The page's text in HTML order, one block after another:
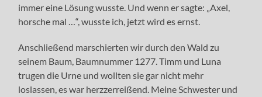
immer eine Lösung wusste. Und wenn er sagte: „Axel,
horsche mal …“, wusste ich, jetzt wird es ernst.
Anschließend marschierten wir durch den Wald zu
seinem Baum, Baumnummer 1277. Timm und Luna
trugen die Urne und wollten sie gar nicht mehr
loslassen, es war herzzerreißend. Meine Schwester und